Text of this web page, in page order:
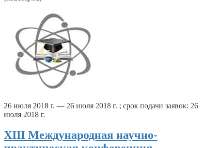
26 июля 2018 г. — 26 июля 2018 г. ; срок подачи заявок: 26
июля 2018 г.
XIII Международная научно-